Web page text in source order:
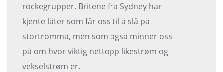
rockegrupper. Britene fra Sydney har
kjente låter som får oss til å slå på
stortromma, men som også minner oss
på om hvor viktig nettopp likestrøm og
vekselstrøm er.